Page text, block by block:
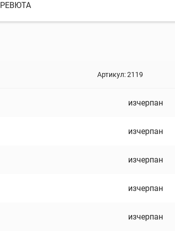
РЕВЮТА
Артикул:2119
изчерпан
изчерпан
изчерпан
изчерпан
изчерпан